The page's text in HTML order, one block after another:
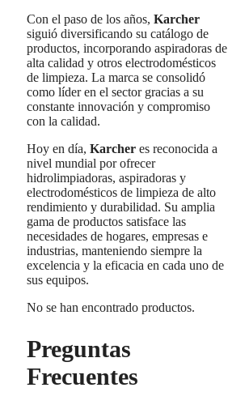
Con el paso de los años, Karcher
siguió diversificando su catálogo de
productos, incorporando aspiradoras de
alta calidad y otros electrodomésticos
de limpieza. La marca se consolidó
como líder en el sector gracias a su
constante innovación y compromiso
con la calidad.
Hoy en día, Karcher es reconocida a
nivel mundial por ofrecer
hidrolimpiadoras, aspiradoras y
electrodomésticos de limpieza de alto
rendimiento y durabilidad. Su amplia
gama de productos satisface las
necesidades de hogares, empresas e
industrias, manteniendo siempre la
excelencia y la eficacia en cada uno de
sus equipos.
No se han encontrado productos.
Preguntas
Frecuentes